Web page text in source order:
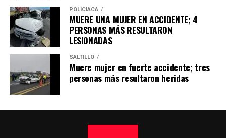
POLICÍACA
MUERE UNA MUJER EN ACCIDENTE; 4
PERSONAS MÁS RESULTARON
LESIONADAS
SALTILLO
Muere mujer en fuerte accidente; tres
personas más resultaron heridas